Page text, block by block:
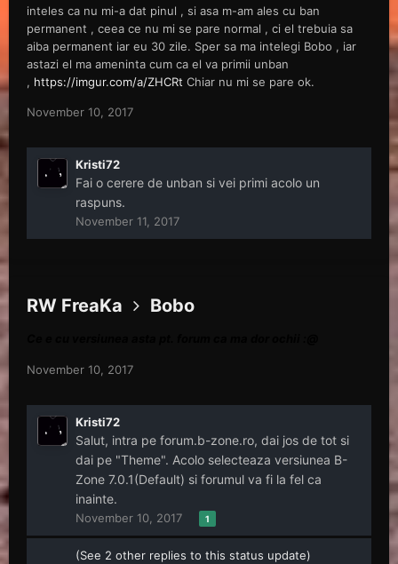
inteles ca nu mi-a dat pinul , si asa m-am ales cu ban
permanent , ceea ce nu mi se pare normal , ci el trebuia sa
aiba permanent iar eu 30 zile. Sper sa ma intelegi Bobo , iar
astazi el ma ameninta cum ca el va primii unban
, https://imgur.com/a/ZHCRt Chiar nu mi se pare ok.
November 10, 2017
Kristi72
Fai o cerere de unban si vei primi acolo un
raspuns.
November 11, 2017
RW FreaKa Bobo
November 10, 2017
Kristi72
Salut, intra pe forum.b-zone.ro, dai jos de tot si
dai pe "Theme". Acolo selecteaza versiunea B-
Zone 7.0.1(Default) si forumul va fi la fel ca
inainte.
November 10, 2017 1
(See 2 other replies to this status update)